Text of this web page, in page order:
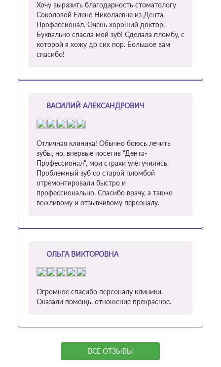
Хочу выразить благодарность стоматологу
Соколовой Елене Николаевне из Дента-
Профессионал. Очень хороший доктор.
Буквально спасла мой зуб! Сделала пломбу, с
которой я хожу до сих пор. Большое вам
спасибо!
ВАСИЛИЙ АЛЕКСАНДРОВИЧ
Отличная клиника! Обычно боюсь лечить
зубы, но, впервые посетив "Дента-
Профессионал", мои страхи улетучились.
Проблемный зуб со старой пломбой
отремонтировали быстро и
профессионально. Спасибо врачу, а также
вежливому и отзывчивому персоналу.
ОЛЬГА ВИКТОРОВНА
Огромное спасибо персоналу клиники.
Оказали помощь, отношение прекрасное.
ВСЕ ОТЗЫВЫ